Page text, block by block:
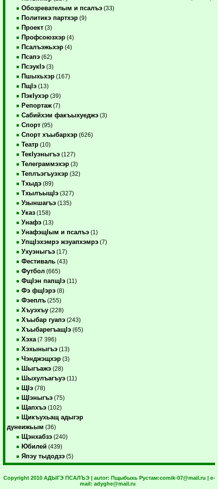
Обозревателым и псалъэ (33)
Политикэ партхэр (9)
Проект (3)
Профсоюзхэр (4)
Псалъэжьхэр (4)
Псапэ (62)
ПсэукIэ (3)
Пшыхьхэр (167)
ПщIэ (13)
ПэкIухэр (39)
Репортаж (7)
Сабийхэм факъыхуеджэ (3)
Спорт (95)
Спорт хъыбархэр (626)
Театр (10)
ТекIуэныгъэ (127)
Телеграммэхэр (3)
Теплъэгъуэхэр (32)
Тхыдэ (89)
ТхылъыщIэ (327)
Узыншагъэ (135)
Указ (158)
Унафэ (13)
УнафэщIым и псалъэ (1)
УпщIэхэмрэ жэуапхэмрэ (7)
Ухуэныгъэ (17)
Фестиваль (43)
Футбол (665)
ФщIэн папщIэ (11)
Фэ фщIэрэ (8)
Фэеплъ (255)
Хъуэхъу (228)
Хъыбар гуапэ (243)
ХъыбарегъащIэ (65)
Хэха (7 396)
Хэхыныгъэ (13)
Чэнджэщхэр (3)
Шыгъажэ (28)
Шыхулъагъуэ (11)
ЩIэ (78)
ЩIэныгъэ (75)
Щапхъэ (102)
Щикъухьащ адыгэр
дунеижьым (36)
Щэнхабзэ (240)
Юбилей (439)
Япэу тыдодзэ (5)
Copyright 2010 АДЫГЭ ПСАЛЪЭ | autor: Пщыбыхь Рустам:comik-07@mail.ru | e-
mail: adyghe@mail.ru